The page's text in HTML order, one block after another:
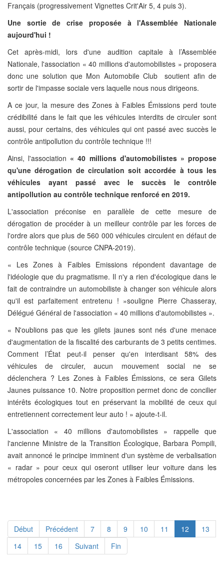
Français (progressivement Vignettes Crit'Air 5, 4 puis 3).
Une sortie de crise proposée à l'Assemblée Nationale
aujourd'hui !
Cet après-midi, lors d'une audition capitale à l’Assemblée
Nationale, l'association « 40 millions d'automobilistes » proposera
donc une solution que Mon Automobile Club soutient afin de
sortir de l'impasse sociale vers laquelle nous nous dirigeons.
A ce jour, la mesure des Zones à Faibles Émissions perd toute
crédibilité dans le fait que les véhicules interdits de circuler sont
aussi, pour certains, des véhicules qui ont passé avec succès le
contrôle antipollution du contrôle technique !!!
Ainsi, l'association « 40 millions d'automobilistes » propose
qu'une dérogation de circulation soit accordée à tous les
véhicules ayant passé avec le succès le contrôle
antipollution au contrôle technique renforcé en 2019.
L'association préconise en parallèle de cette mesure de
dérogation de procéder à un meilleur contrôle par les forces de
l'ordre alors que plus de 560 000 véhicules circulent en défaut de
contrôle technique (source CNPA-2019).
« Les Zones à Faibles Emissions répondent davantage de
l'idéologie que du pragmatisme. Il n'y a rien d'écologique dans le
fait de contraindre un automobiliste à changer son véhicule alors
qu'il est parfaitement entretenu ! »souligne Pierre Chasseray,
Délégué Général de l'association « 40 millions d'automobilistes ».
« N'oublions pas que les gilets jaunes sont nés d'une menace
d'augmentation de la fiscalité des carburants de 3 petits centimes.
Comment l’État peut-il penser qu'en interdisant 58% des
véhicules de circuler, aucun mouvement social ne se
déclenchera ? Les Zones à Faibles Émissions, ce sera Gilets
Jaunes puissance 10. Notre proposition permet donc de concilier
intérêts écologiques tout en préservant la mobilité de ceux qui
entretiennent correctement leur auto ! » ajoute-t-il.
L'association « 40 millions d'automobilistes » rappelle que
l'ancienne Ministre de la Transition Écologique, Barbara Pompili,
avait annoncé le principe imminent d'un système de verbalisation
« radar » pour ceux qui oseront utiliser leur voiture dans les
métropoles concernées par les Zones à Faibles Émissions.
Début Précédent 7 8 9 10 11 12
13
14
15 16 Suivant Fin